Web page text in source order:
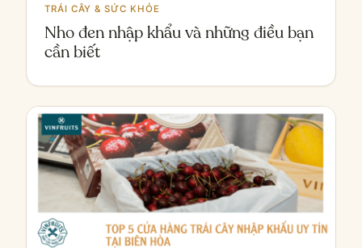
TRÁI CÂY & SỨC KHỎE
Nho đen nhập khẩu và những điều bạn
cần biết